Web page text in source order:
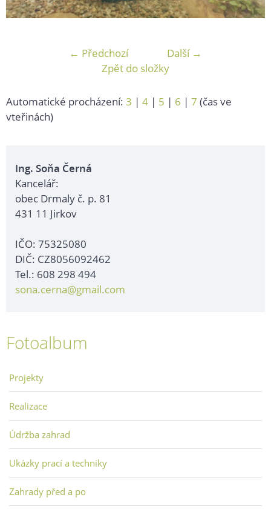
← Předchozí
Další →
Zpět do složky
Automatické procházení: 3 | 4 | 5 | 6 | 7 (čas ve
vteřinách)
Ing. Soňa Černá
Kancelář:
obec Drmaly č. p. 81
431 11 Jirkov
IČO: 75325080
DIČ: CZ8056092462
Tel.: 608 298 494
sona.cerna@gmail.com
Fotoalbum
Projekty
Realizace
Údržba zahrad
Ukázky prací a techniky
Zahrady před a po